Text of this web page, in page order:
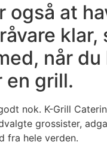
også at
klar,
når du
en grill.
nok. K-Grill
grossister,
fra hele verden.